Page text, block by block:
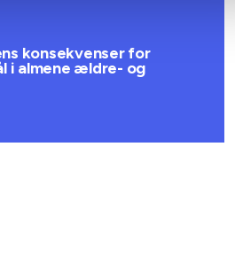
konsekvenser for
i almene ældre- og